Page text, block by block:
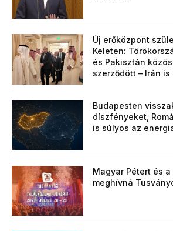
Új erőközpont
Keleten:
és Pakisztán
szerződött – Irán
Budapesten
díszfényeket,
is súlyos az
Magyar Pétert és
meghívná